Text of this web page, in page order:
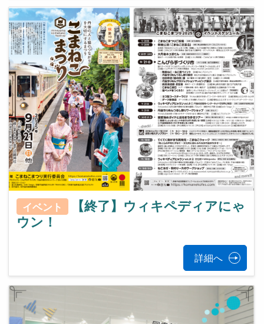
イベント
【終了】ウィキペディアにゃ
ウン！
詳細へ